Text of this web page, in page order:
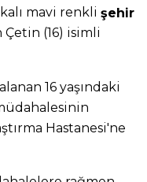
mavi renkli şehir
Çetin (16) isimli
16 yaşındaki
Hastanesi'ne